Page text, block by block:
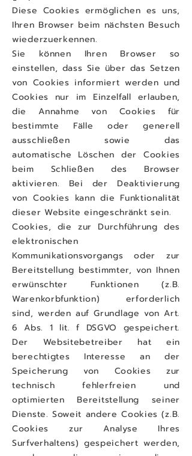
Diese Cookies ermöglichen es uns,
Ihren Browser beim nächsten Besuch
wiederzuerkennen.
Sie können Ihren Browser so
einstellen, dass Sie über das Setzen
von Cookies informiert werden und
Cookies nur im Einzelfall erlauben,
die Annahme von Cookies für
bestimmte Fälle oder generell
ausschließen sowie das
automatische Löschen der Cookies
beim Schließen des Browser
aktivieren. Bei der Deaktivierung
von Cookies kann die Funktionalität
dieser Website eingeschränkt sein.
Cookies, die zur Durchführung des
elektronischen
Kommunikationsvorgangs oder zur
Bereitstellung bestimmter, von Ihnen
erwünschter Funktionen (z.B.
Warenkorbfunktion) erforderlich
sind, werden auf Grundlage von Art.
6 Abs. 1 lit. f DSGVO gespeichert.
Der Websitebetreiber hat ein
berechtigtes Interesse an der
Speicherung von Cookies zur
technisch fehlerfreien und
optimierten Bereitstellung seiner
Dienste. Soweit andere Cookies (z.B.
Cookies zur Analyse Ihres
Surfverhaltens) gespeichert werden,